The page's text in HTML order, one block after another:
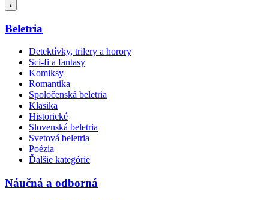
Beletria
Detektívky, trilery a horory
Sci-fi a fantasy
Komiksy
Romantika
Spoločenská beletria
Klasika
Historické
Slovenská beletria
Svetová beletria
Poézia
Ďalšie kategórie
Náučná a odborná